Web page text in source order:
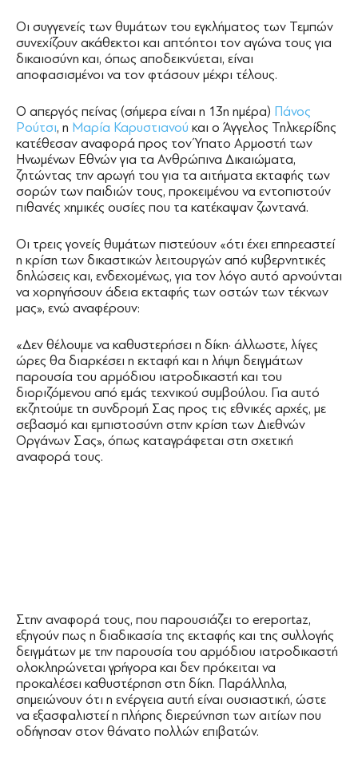
Οι συγγενείς των θυμάτων του εγκλήματος των Τεμπών
συνεχίζουν ακάθεκτοι και απτόητοι τον αγώνα τους για
δικαιοσύνη και, όπως αποδεικνύεται, είναι
αποφασισμένοι να τον φτάσουν μέχρι τέλους.
Ο απεργός πείνας (σήμερα είναι η 13η ημέρα) Πάνος
Ρούτσι, η Μαρία Καρυστιανού και ο Άγγελος Τηλκερίδης
κατέθεσαν αναφορά προς τον Ύπατο Αρμοστή των
Ηνωμένων Εθνών για τα Ανθρώπινα Δικαιώματα,
ζητώντας την αρωγή του για τα αιτήματα εκταφής των
σορών των παιδιών τους, προκειμένου να εντοπιστούν
πιθανές χημικές ουσίες που τα κατέκαψαν ζωντανά.
Οι τρεις γονείς θυμάτων πιστεύουν «ότι έχει επηρεαστεί
η κρίση των δικαστικών λειτουργών από κυβερνητικές
δηλώσεις και, ενδεχομένως, για τον λόγο αυτό αρνούνται
να χορηγήσουν άδεια εκταφής των οστών των τέκνων
μας», ενώ αναφέρουν:
«Δεν θέλουμε να καθυστερήσει η δίκη· άλλωστε, λίγες
ώρες θα διαρκέσει η εκταφή και η λήψη δειγμάτων
παρουσία του αρμόδιου ιατροδικαστή και του
διοριζόμενου από εμάς τεχνικού συμβούλου. Για αυτό
εκζητούμε τη συνδρομή Σας προς τις εθνικές αρχές, με
σεβασμό και εμπιστοσύνη στην κρίση των Διεθνών
Οργάνων Σας», όπως καταγράφεται στη σχετική
αναφορά τους.
Στην αναφορά τους, που παρουσιάζει το ereportaz,
εξηγούν πως η διαδικασία της εκταφής και της συλλογής
δειγμάτων με την παρουσία του αρμόδιου ιατροδικαστή
ολοκληρώνεται γρήγορα και δεν πρόκειται να
προκαλέσει καθυστέρηση στη δίκη. Παράλληλα,
σημειώνουν ότι η ενέργεια αυτή είναι ουσιαστική, ώστε
να εξασφαλιστεί η πλήρης διερεύνηση των αιτίων που
οδήγησαν στον θάνατο πολλών επιβατών.